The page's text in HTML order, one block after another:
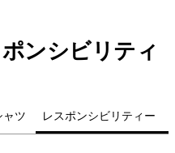
ンシビリティ
ツ レスポンシビリティー